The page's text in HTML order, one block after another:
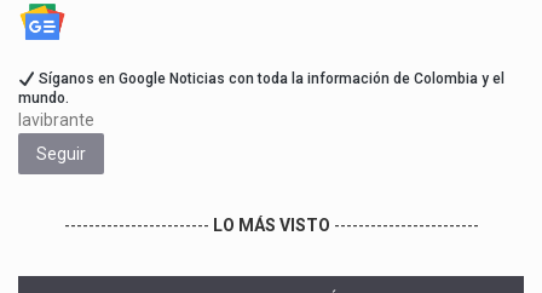
Síganos en Google Noticias con toda la información de Colombia y el
mundo.
lavibrante
Seguir
------------------------ LO MÁS VISTO ------------------------